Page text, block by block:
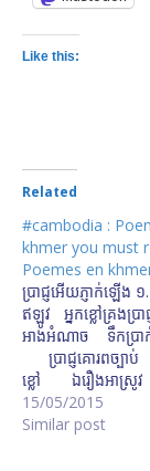
Like this:
Related
#cambodia :
khmer you must
Poemes en
ប្រាជ្ញ​អើយ​ភ្ញាក់​ឡើ
ឥឡូវ អ្នកខ្លៅ​គ្រង​ប្
អាង​អំណាច ទឹកប្រាក់​
ប្រាជ្ញ​គោរព​ច្បា
ខ្លៅ ឯ​រឿងអាស្
ធ្វើ​ទាំងអស់។ ២. ខ្លៅ​ប្រ
កាច គ្មាន​ស្ដាយ​
15/05/2015
Similar post